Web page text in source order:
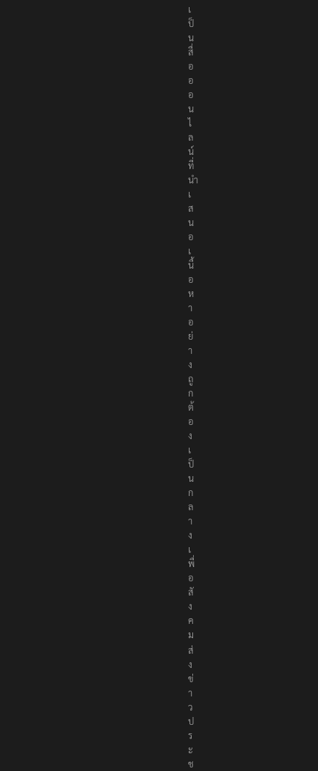
เ
ป็
น
สื่
อ
อ
อ
น
ไ
ล
น์
ที่
นำ
เ
ส
น
อ
เ
นื้
อ
ห
า
อ
ย่
า
ง
ถู
ก
ต้
อ
ง
เ
ป็
น
ก
ล
า
ง
เ
พื่
อ
สั
ง
ค
ม
ส่
ง
ข่
า
ว
ป
ร
ะ
ช